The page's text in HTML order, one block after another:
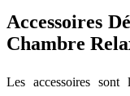
Accessoires
Chambre
Les accessoires